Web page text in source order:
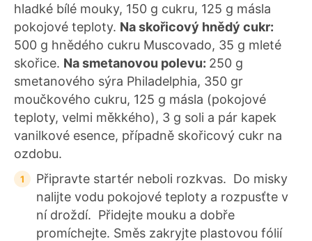
hladké bílé mouky, 150 g cukru, 125 g másla
pokojové teploty. Na skořicový hnědý cukr:
500 g hnědého cukru Muscovado, 35 g mleté
skořice. Na smetanovou polevu: 250 g
smetanového sýra Philadelphia, 350 gr
moučkového cukru, 125 g másla (pokojové
teploty, velmi měkkého), 3 g soli a pár kapek
vanilkové esence, případně skořicový cukr na
ozdobu.
Připravte startér neboli rozkvas. Do misky
nalijte vodu pokojové teploty a rozpusťte v
ní droždí. Přidejte mouku a dobře
promíchejte. Směs zakryjte plastovou fólií